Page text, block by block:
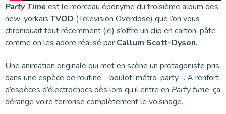
Party Timeest le morceau éponyme du troisième album des
new-yorkais TVOD (Television Overdose) que l’on vous
chroniquait tout récemment (ici) s’offre un clip en carton-pâte
comme on les adore réalisé par Callum Scott-Dyson.
Une animation originale qui met en scène un protagoniste pris
dans une espèce de routine – boulot-métro-party -. A renfort
d’espèces d’électrochocs dès lors qu’il entre en Party time, ça
dérange voire terrorise complètement le voisinage.